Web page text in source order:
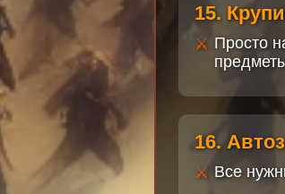
15.
Просто
16.
Все